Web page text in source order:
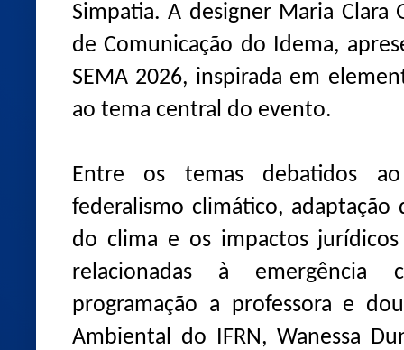
Simpatia. A designer Maria Clara
de Comunicação do Idema,
SEMA 2026, inspirada em
ao tema central do evento.
Entre os temas debatidos
federalismo climático, adaptação
do clima e os impactos jurídicos
relacionadas à emergência
programação a professora e
Ambiental do IFRN, Wanessa